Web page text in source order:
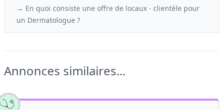
→ En quoi consiste une offre de locaux - clientèle pour
un Dermatologue ?
Annonces similaires...